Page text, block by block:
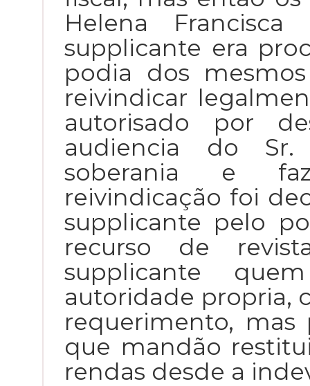
Helena
supplicante era
podia dos
reivindicar
autorisado por
audiencia do Sr.
soberania e
reivindicação foi
supplicante pelo
recurso de
supplicante
autoridade propria,
requerimento, mas
que mandão
rendas desde a